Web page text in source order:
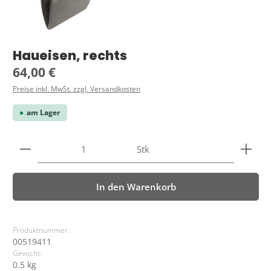
Haueisen, rechts
Regulärer Preis:
64,00 €
Preise inkl. MwSt. zzgl. Versandkosten
am Lager
Produkt Anzahl: Gib den gewünschten Wert ein
Stk
In den Warenkorb
Produktnummer:
00519411
Gewicht:
0.5 kg